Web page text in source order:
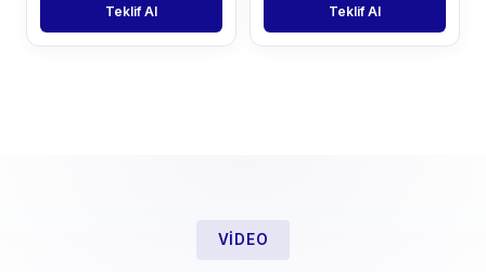
Teklif Al Teklif Al
VIDEO